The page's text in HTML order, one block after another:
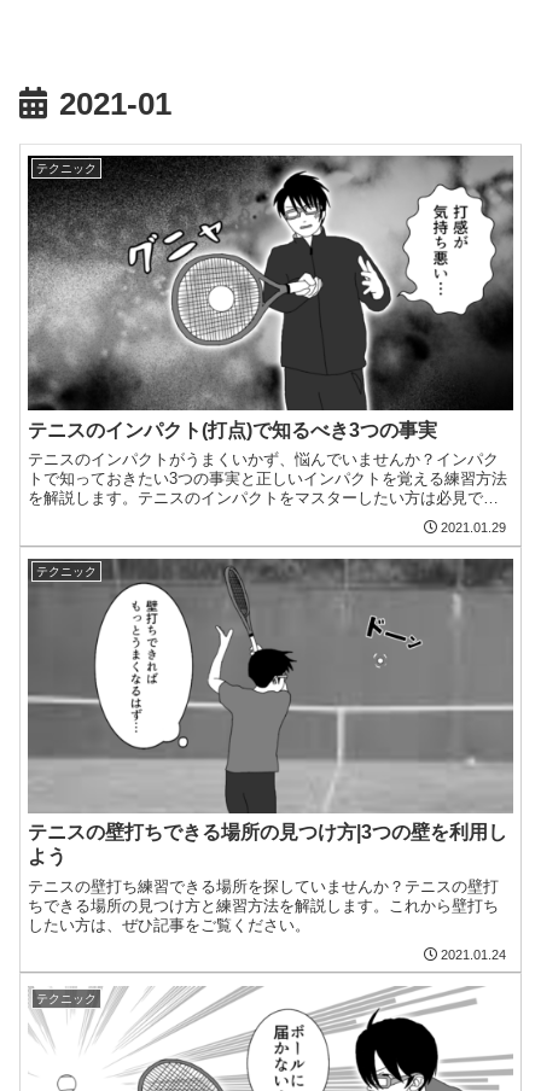
2021-01
テクニック
テニスのインパクト(打点)で知るべき3つの事実
テニスのインパクトがうまくいかず、悩んでいませんか？インパク
トで知っておきたい3つの事実と正しいインパクトを覚える練習方法
を解説します。テニスのインパクトをマスターしたい方は必見で
2021.01.29
テクニック
テニスの壁打ちできる場所の見つけ方|3つの壁を利用し
よう
テニスの壁打ち練習できる場所を探していませんか？テニスの壁打
ちできる場所の見つけ方と練習方法を解説します。これから壁打ち
したい方は、ぜひ記事をご覧ください。
2021.01.24
テクニック